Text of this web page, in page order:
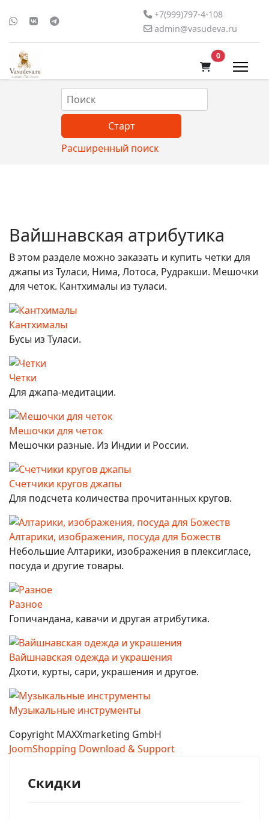
+7(999)797-4-108
admin@vasudeva.ru
0В корзину
Расширенный поиск
Вайшнавская атрибутика
В этом разделе можно заказать и купить четки для
джапы из Туласи, Нима, Лотоса, Рудракши. Мешочки
для четок. Кантхималы из туласи.
Кантхималы
Бусы из Туласи.
Четки
Для джапа-медитации.
Мешочки для четок
Мешочки разные. Из Индии и России.
Счетчики кругов джапы
Для подсчета количества прочитанных кругов.
Алтарики, изображения, посуда для Божеств
Небольшие Алтарики, изображения в плексигласе,
посуда и другие товары.
Разное
Гопичандана, кавачи и другая атрибутика.
Вайшнавская одежда и украшения
Дхоти, курты, сари, украшения и другое.
Музыкальные инструменты
Copyright MAXXmarketing GmbH
JoomShopping Download & Support
Скидки